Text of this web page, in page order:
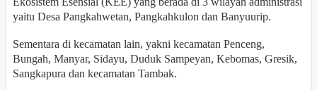
yaitu Desa Pangkahwetan, Pangkahkulon dan Banyuurip.
Sementara di kecamatan lain, yakni kecamatan Penceng,
Bungah, Manyar, Sidayu, Duduk Sampeyan, Kebomas, Gresik,
Sangkapura dan kecamatan Tambak.